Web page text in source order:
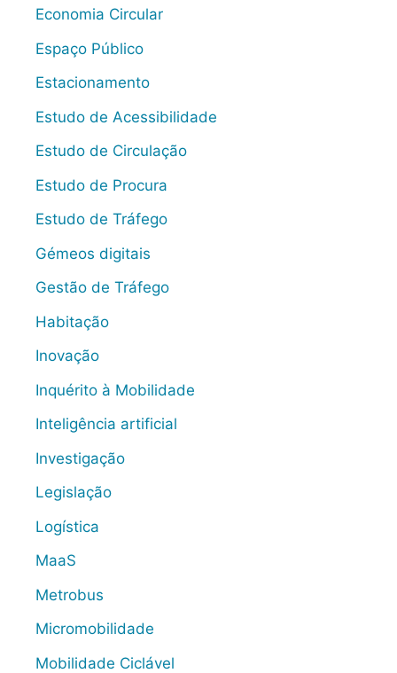
Economia Circular
Espaço Público
Estacionamento
Estudo de Acessibilidade
Estudo de Circulação
Estudo de Procura
Estudo de Tráfego
Gémeos digitais
Gestão de Tráfego
Habitação
Inovação
Inquérito à Mobilidade
Inteligência artificial
Investigação
Legislação
Logística
MaaS
Metrobus
Micromobilidade
Mobilidade Ciclável